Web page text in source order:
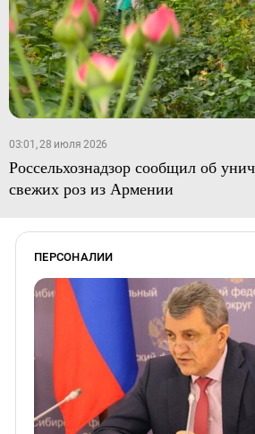
03:01, 28 июля 2026
Россельхознадзор сообщил об
свежих роз из Армении
ПЕРСОНАЛИИ